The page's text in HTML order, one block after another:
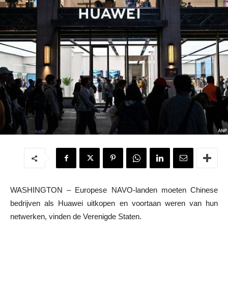
WASHINGTON – Europese NAVO-landen moeten Chinese
bedrijven als Huawei uitkopen en voortaan weren van hun
netwerken, vinden de Verenigde Staten.